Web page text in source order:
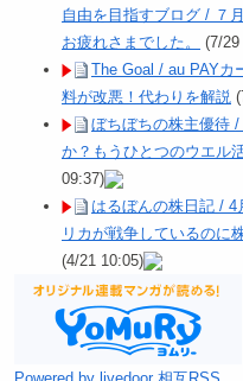
自由を目指すブログ / ７
お疲れさまでした。
(7/29
The Goal / au PAYカ
料が改悪！代わりを解説
ぼちぼちの株主優待
か？もうひとつのウエル
09:37)
はるぼんの株日記 / 4
リカが戦争しているのに
(4/21 10:05)